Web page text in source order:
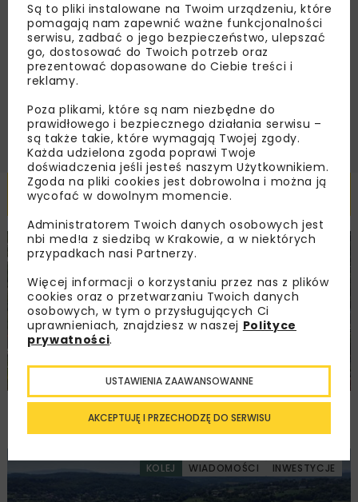
Zapoznałam/em się zPolityką Prywatnościi
Regulaminemoraz wyrażam zgodę na otrzymywanie na
podany przeze mnie adres e-mail korespondencji
handlowej w postaci newslettera.
ZAPISZ MNIE
Powiązane artykuły
KOLEJ MOSTY INWESTYCJE WIADOMOŚCI
Modernizacja stacji kolejowej w Limanowej
dobiega końca
KOLEJ WIADOMOŚCI INWESTYCJE
Są to pliki instalowane na Twoim urządzeniu, które
pomagają nam zapewnić ważne funkcjonalności
serwisu, zadbać o jego bezpieczeństwo, ulepszać
go, dostosować do Twoich potrzeb oraz
prezentować dopasowane do Ciebie treści i
reklamy.
Poza plikami, które są nam niezbędne do
prawidłowego i bezpiecznego działania serwisu –
są także takie, które wymagają Twojej zgody.
Każda udzielona zgoda poprawi Twoje
doświadczenia jeśli jesteś naszym Użytkownikiem.
Zgoda na pliki cookies jest dobrowolna i można ją
wycofać w dowolnym momencie.
Administratorem Twoich danych osobowych jest
nbi med!a z siedzibą w Krakowie, a w niektórych
przypadkach nasi Partnerzy.
Więcej informacji o korzystaniu przez nas z plików
cookies oraz o przetwarzaniu Twoich danych
osobowych, w tym o przysługujących Ci
uprawnieniach, znajdziesz w naszej Polityce
prywatności.
AKCEPTUJĘ I PRZECHODZĘ DO SERWISU
USTAWIENIA ZAAWANSOWANNE